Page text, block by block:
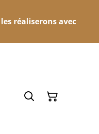
réaliserons avec